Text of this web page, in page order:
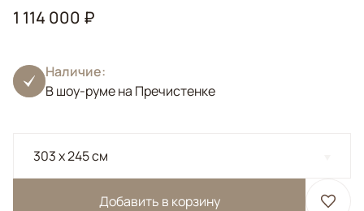
1 114 000 ₽
Наличие:
В шоу-руме на Пречистенке
303 x 245 см
Добавить в корзину